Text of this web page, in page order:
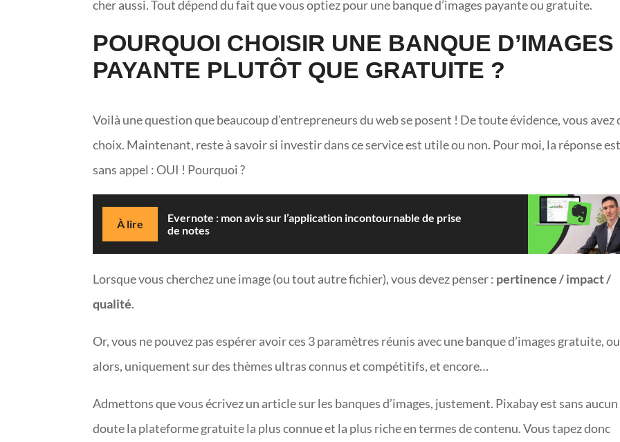
cher aussi. Tout dépend du fait que vous optiez pour une banque d’images payante ou gratuite.
POURQUOI CHOISIR UNE BANQUE D’IMAGES
PAYANTE PLUTÔT QUE GRATUITE ?
Voilà une question que beaucoup d’entrepreneurs du web se posent ! De toute évidence, vous avez
choix. Maintenant, reste à savoir si investir dans ce service est utile ou non. Pour moi, la réponse
sans appel : OUI ! Pourquoi ?
À lire
Evernote : mon avis sur l’application incontournable de prise
de notes
Lorsque vous cherchez une image (ou tout autre fichier), vous devez penser : pertinence / impact /
qualité.
Or, vous ne pouvez pas espérer avoir ces 3 paramètres réunis avec une banque d’images gratuite, ou
alors, uniquement sur des thèmes ultras connus et compétitifs, et encore…
Admettons que vous écrivez un article sur les banques d’images, justement. Pixabay est sans aucun
doute la plateforme gratuite la plus connue et la plus riche en termes de contenu. Vous tapez donc